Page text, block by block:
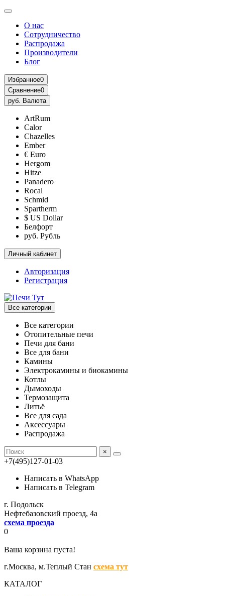
О нас
Сотрудничество
Распродажа
Производители
Блог
Избранное0
Сравнение0
руб. Валюта
ArtRum
Calor
Chazelles
Ember
€ Euro
Hergom
Hitze
Panadero
Rocal
Schmid
Spartherm
$ US Dollar
Белфорт
руб. Рубль
Личный кабинет
Авторизация
Регистрация
Все категории
Все категории
Отопительные печи
Печи для бани
Все для бани
Камины
Электрокамины и биокамины
Котлы
Дымоходы
Термозащита
Литьё
Все для сада
Аксессуары
Распродажа
×
+7(495)127-01-03
Написать в WhatsApp
Написать в Telegram
г. Подольск
Нефтебазовский проезд, 4а
схема проезда
0
Ваша корзина пуста!
г.Москва, м.Теплый Стан схема тут
КАТАЛОГ